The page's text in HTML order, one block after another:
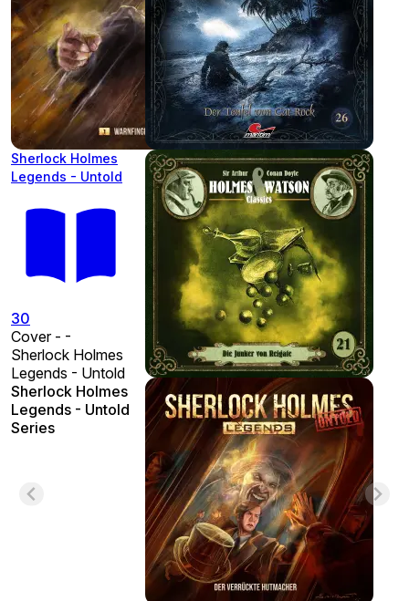
Sherlock Holmes
Legends - Untold
30
Cover - -
Sherlock Holmes
Legends - Untold
Sherlock Holmes
Legends - Untold
Series